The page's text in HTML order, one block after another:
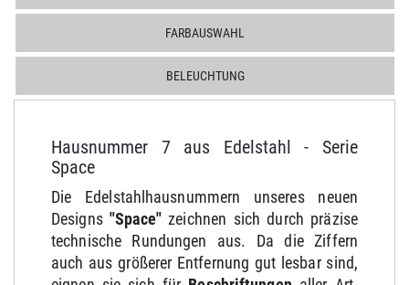
FARBAUSWAHL
BELEUCHTUNG
Hausnummer 7 aus Edelstahl - Serie
Space
Die Edelstahlhausnummern unseres neuen
Designs"Space"zeichnen sich durch präzise
technische Rundungen aus. Da die Ziffern
auch aus größerer Entfernung gut lesbar sind,